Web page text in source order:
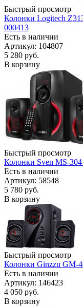
Быстрый просмотр
Колонки Logitech
000413
Есть в наличии
Артикул: 104807
5 280 руб.
В корзину
Быстрый просмотр
Колонки Sven MS-
Есть в наличии
Артикул: 58548
5 780 руб.
В корзину
Быстрый просмотр
Колонки Ginzzu GM-
Есть в наличии
Артикул: 146423
4 050 руб.
В корзину